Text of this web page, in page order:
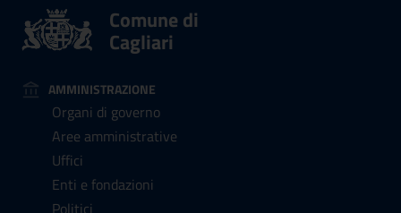
Comune di
Cagliari
AMMINISTRAZIONE
Organi di governo
Aree amministrative
Uffici
Enti e fondazioni
Politici